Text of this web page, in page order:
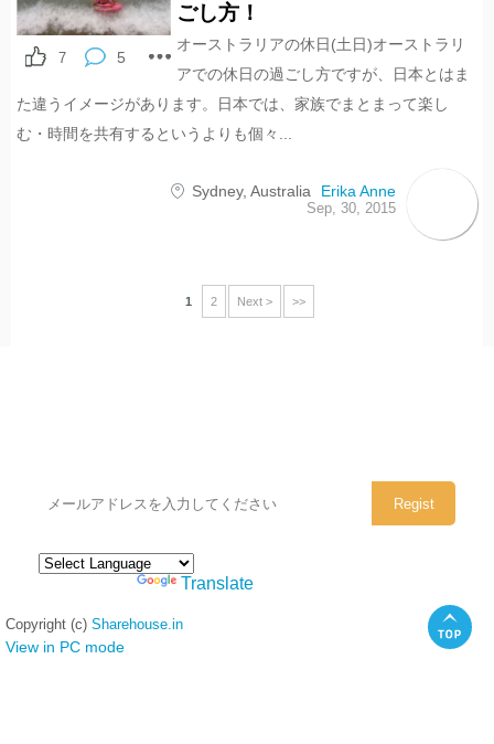
5
7
ごし方！
オーストラリアの休日(土日)オーストラリ
アでの休日の過ごし方ですが、日本とはま
た違うイメージがあります。日本では、家族でまとまって楽し
む・時間を共有するというよりも個々...
Sydney, Australia Erika Anne
Sep, 30, 2015
1 2 Next > >>
Translate
Copyright (c) Sharehouse.in
View in PC mode